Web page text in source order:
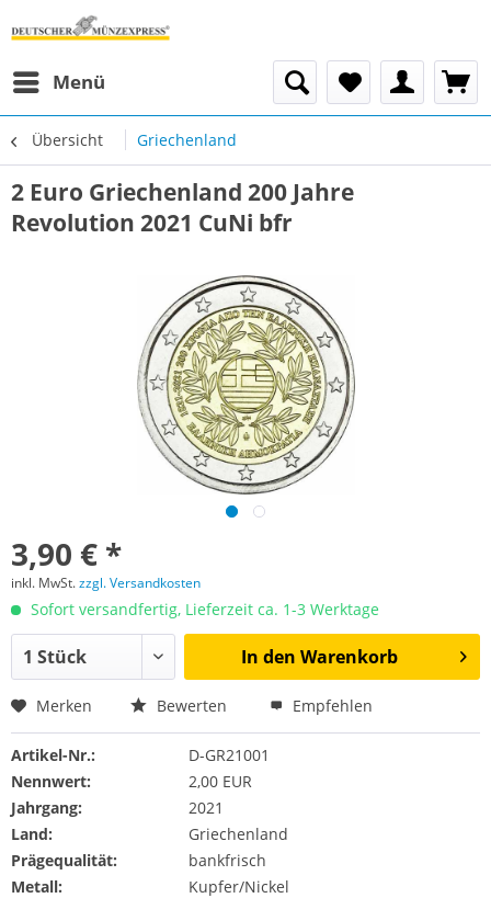
Menü
Übersicht Griechenland
2 Euro Griechenland 200 Jahre
Revolution 2021 CuNi bfr
3,90 € *
inkl. MwSt.zzgl. Versandkosten
Sofort versandfertig, Lieferzeit ca. 1-3 Werktage
In den Warenkorb
Merken Bewerten Empfehlen
Artikel-Nr.:
D-GR21001
Nennwert:
2,00 EUR
Jahrgang:
2021
Land:
Griechenland
Prägequalität:
bankfrisch
Metall:
Kupfer/Nickel